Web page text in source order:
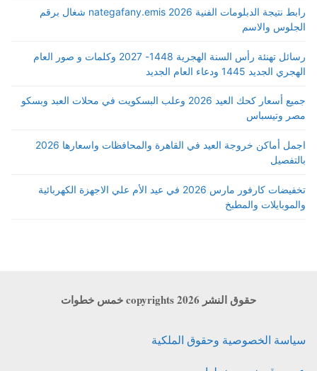
رابط نتيجة الدبلومات الفنية 2026 nategafany.emis شغال برقم
الجلوس والاسم
رسائل تهنئة رأس السنة الهجرية 1448- 2027 وكلمات و صور العام
الهجري الجديد 1445 ودعاء العام الجديد
جميع أسعار كحك العيد 2026 وعلب البسكويت في محلات العبد وبسكو
مصر وتيسباس
اجمل أماكن خروجة العيد في القاهرة والمحافظات واسعارها 2026
بالتفصيل
تخفيضات كارفور مارس 2026 في عيد الأم علي الاجهزة الكهربائية
والموبايلات والمطبخ
حقوق النشر copyrights 2026 خمس خطوات
سياسة الخصوصية وحقوق الملكية